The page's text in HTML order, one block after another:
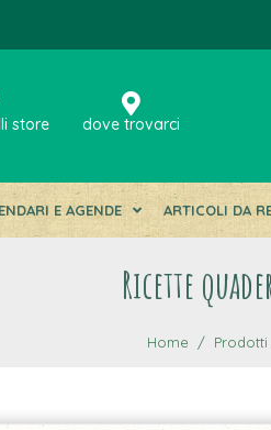
store dove trovarci
E AGENDE ARTICOLI DA
Ricette
Home Prodotti